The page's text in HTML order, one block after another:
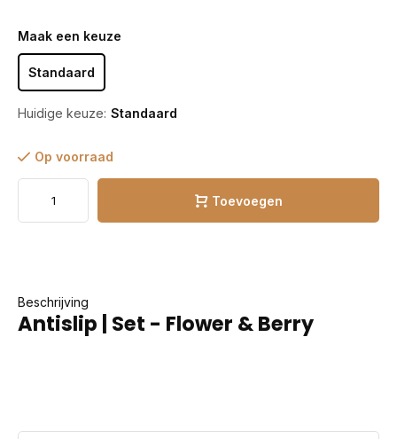
Maak een keuze
Standaard
Huidige keuze: Standaard
Op voorraad
Toevoegen
Beschrijving
Antislip | Set - Flower & Berry